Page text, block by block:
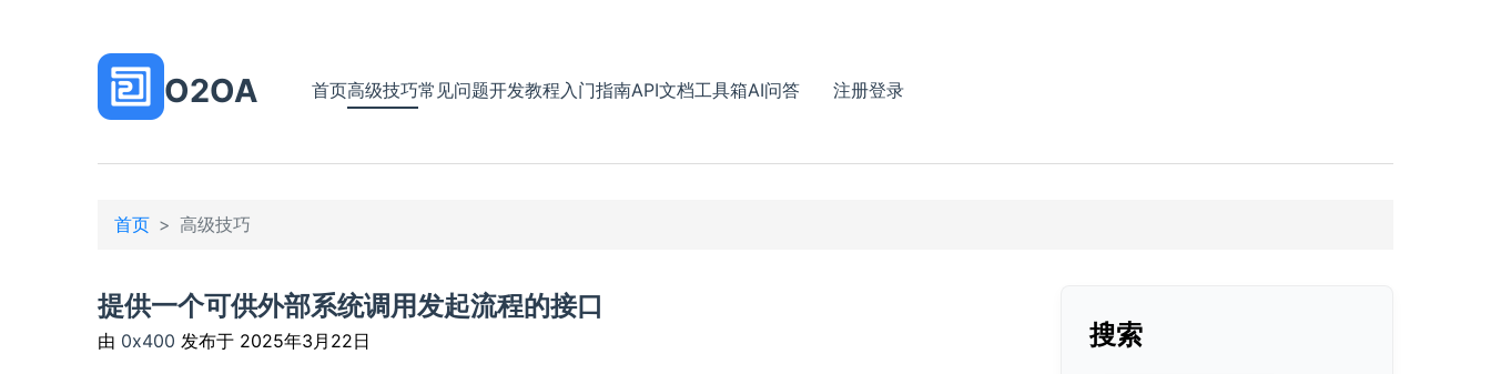
O2OA 首页高级技巧常见问题开发教程入门指南API文档工具箱AI问答 注册登录
首页 高级技巧
提供一个可供外部系统调用发起流程的接口
由 0x400 发布于 2025年3月22日 搜索